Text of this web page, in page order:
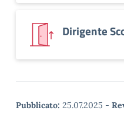
Dirigente
Pubblicato: 25.07.2025 -